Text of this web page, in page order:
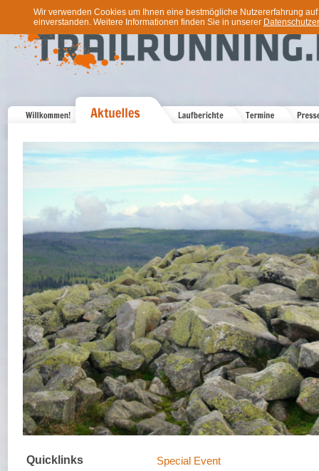
Wir verwenden Cookies um Ihnen eine bestmögliche Nutzererfahrung
einverstanden. Weitere Informationen finden Sie in unserer
Quicklinks Special Event